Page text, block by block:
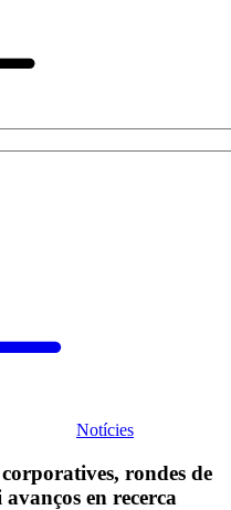
Notícies
rondes de
en recerca